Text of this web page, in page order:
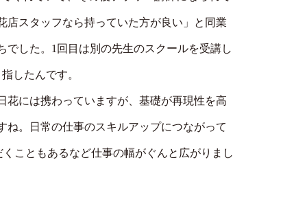
スタッフなら持っていた方が良い」と同業
した。1回目は別の先生のスクールを受講し
したんです。
花には携わっていますが、基礎が再現性を高
。日常の仕事のスキルアップにつながって
こともあるなど仕事の幅がぐんと広がりまし